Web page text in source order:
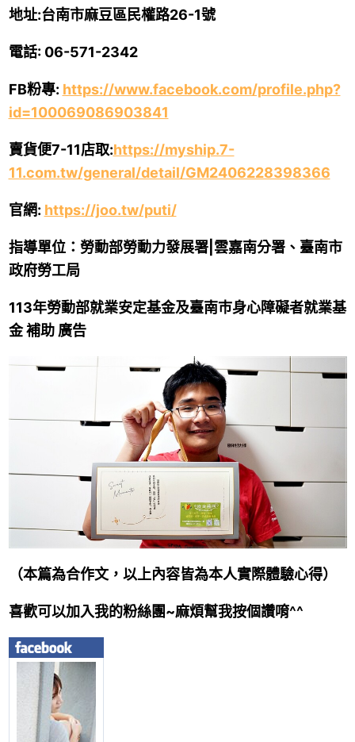
地址:台南市麻豆區民權路26-1號
電話: 06-571-2342
FB粉專: https://www.facebook.com/profile.php?
id=100069086903841
賣貨便7-11店取:https://myship.7-
11.com.tw/general/detail/GM2406228398366
官網: https://joo.tw/puti/
指導單位：勞動部勞動力發展署| 雲嘉南分署、臺南市
政府勞工局
113年勞動部就業安定基金及臺南巿身心障礙者就業基
金 補助 廣告
（本篇為合作文， 以上內容皆為本人實際體驗心得）
喜歡可以加入我的粉絲團~麻煩幫我按個讚唷^^